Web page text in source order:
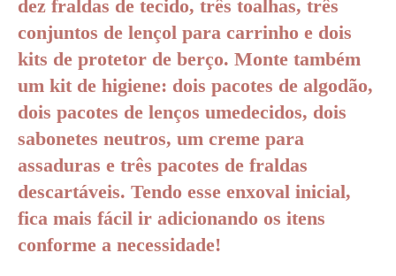
dez fraldas de tecido, três toalhas, três
conjuntos de lençol para carrinho e dois
kits de protetor de berço. Monte também
um kit de higiene: dois pacotes de algodão,
dois pacotes de lenços umedecidos, dois
sabonetes neutros, um creme para
assaduras e três pacotes de fraldas
descartáveis. Tendo esse enxoval inicial,
fica mais fácil ir adicionando os itens
conforme a necessidade!